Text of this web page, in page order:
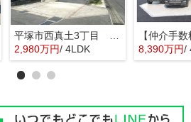
2,980万円/ 4LDK 8,390万円/